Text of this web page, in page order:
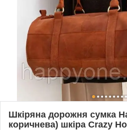
Шкіряна дорожня сумка
коричнева) шкіра Crazy